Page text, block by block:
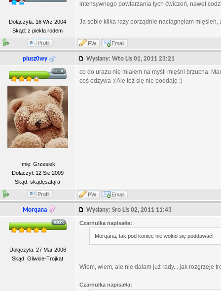
Dołączyła: 16 Wrz 2004
Skąd: z piekła rodem
intensywnego powtarzania tych ćwiczeń, nawet
Ja sobie kilka razy porządnie naciągnęłam mięsień,
Profil PW Email
plusz0wy Wysłany: Wto Lis 01, 2011 23:21
Imię: Grzesiek
Dołączył: 12 Sie 2009
Skąd: skądęsatąra
co do urazu nie miałem na myśli mięśni brzucha.
coś odzywa :/ Ale też się nie poddaję :)
Profil PW Email
Morqana Wysłany: Sro Lis 02, 2011 11:43
Dołączyła: 27 Mar 2006
Skąd: Gliwice-Trojkat
Czarnulka napisał/a:
Morqana, tak pod koniec nie wolno się poddawać!
Wiem, wiem, ale nie dalam już rady... jak rozgrzeje
Czarnulka napisał/a: